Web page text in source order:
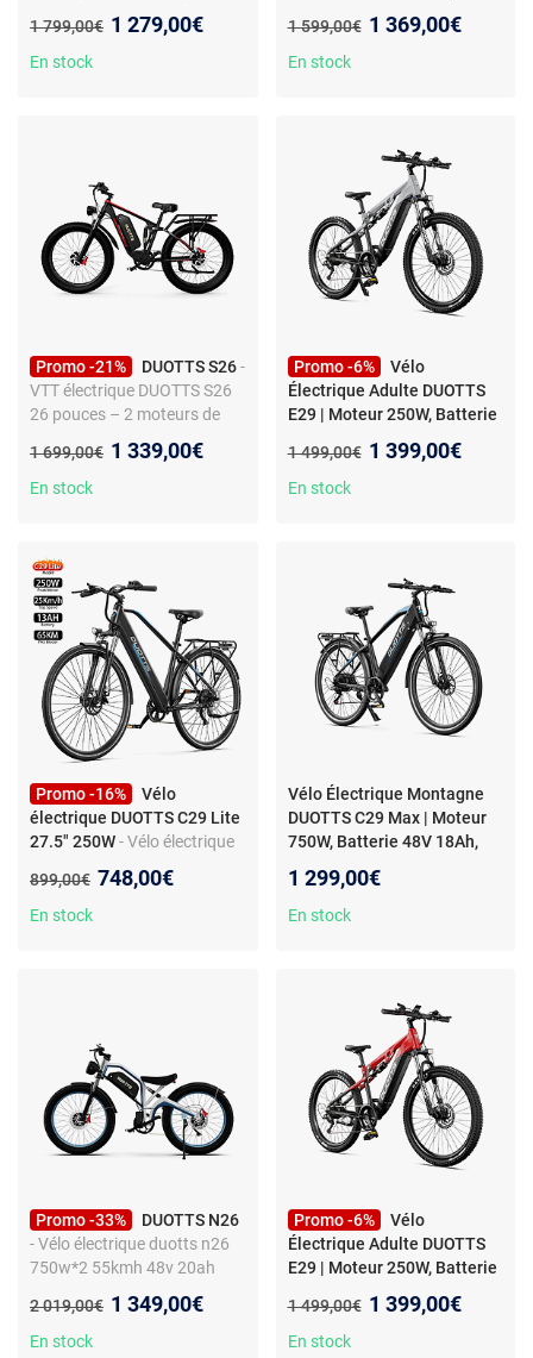
larges 26*4.0
Ancien prix :
1 799,00€ Nouveau prix :
1 279,00€
En stock
Ah, noir et rouge
Ancien prix :
1 599,00€ Nouveau prix :
1 369,00€
En stock
Promo -21% DUOTTS S26-
VTT électrique DUOTTS S26
26 pouces – 2 moteurs de
Ancien prix :
1 699,00€ Nouveau prix :
1 339,00€
En stock
Promo -6%
Vélo
Électrique Adulte DUOTTS
E29 | Moteur 250W, Batterie
Pouces, Vé
Ancien prix :
1 499,00€ Nouveau prix :
1 399,00€
En stock
Promo -16%
Vélo
électrique DUOTTS C29 Lite
27.5" 250W- Vélo électrique
Moteur 250W Vitesse
Maximale 25Km/h Vélo
Ancien prix :
899,00€ Nouveau prix :
748,00€
En stock
Vélo Électrique Montagne
DUOTTS C29 Max | Moteur
750W, Batterie 48V 18Ah,
1 299,00€
En stock
Promo -33%
DUOTTS N26
- Vélo électrique duotts n26
750w*2 55kmh 48v 20ah
Ancien prix :
2 019,00€ Nouveau prix :
1 349,00€
En stock
Promo -6%
Vélo
Électrique Adulte DUOTTS
E29 | Moteur 250W, Batterie
Pouces, Vé
Ancien prix :
1 499,00€ Nouveau prix :
1 399,00€
En stock